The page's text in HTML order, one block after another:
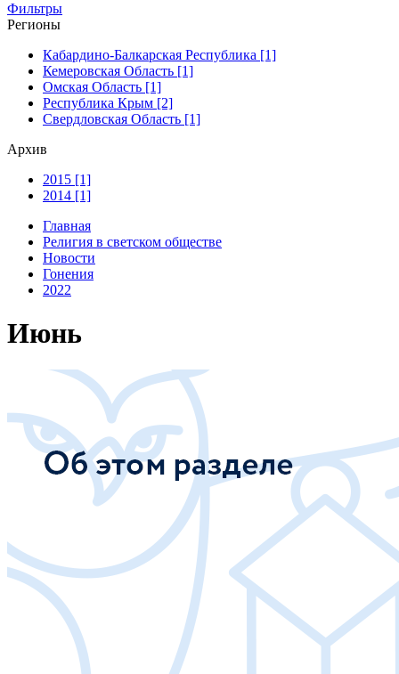
Фильтры
Регионы
Кабардино-Балкарская Республика [1]
Кемеровская Область [1]
Омская Область [1]
Республика Крым [2]
Свердловская Область [1]
Архив
2015 [1]
2014 [1]
Главная
Религия в светском обществе
Новости
Гонения
2022
Июнь